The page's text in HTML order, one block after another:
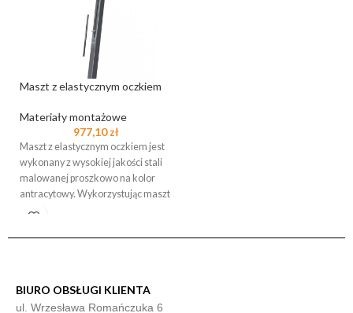
Maszt z elastycznym oczkiem
Materiały montażowe
977,10zł
Maszt z elastycznym oczkiem jest
wykonany z wysokiej jakości stali
malowanej proszkowo na kolor
antracytowy. Wykorzystując maszt
do montażu żagla
BIURO OBSŁUGI KLIENTA
ul. Wrzesława Romańczuka 6